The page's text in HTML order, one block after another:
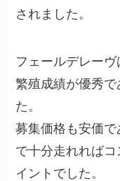
されました。
フェールデレー
繁殖成績が優秀
た。
募集価格も安価
で十分走れれば
イントでした。